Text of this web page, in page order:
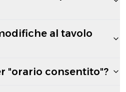
al tavolo
"orario consentito"?